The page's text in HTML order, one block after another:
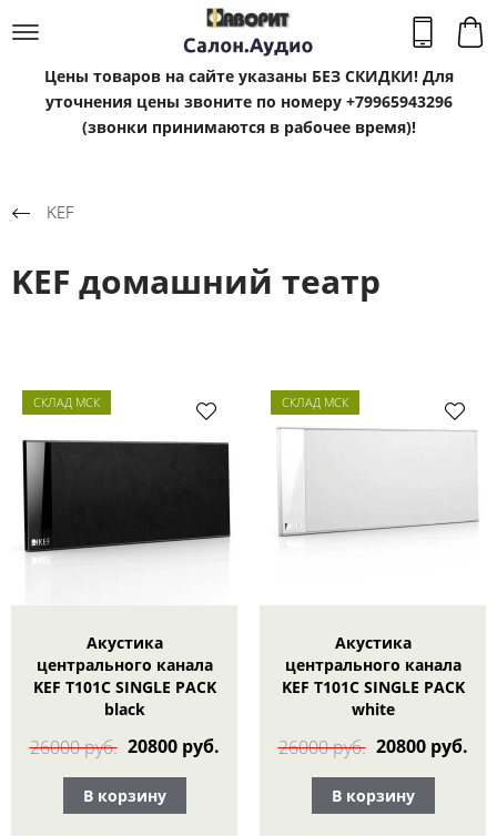
Цены товаров на сайте указаны БЕЗ СКИДКИ! Для
уточнения цены звоните по номеру +79965943296
(звонки принимаются в рабочее время)!
KEF
KEF домашний театр
СКЛАД МСК
Акустика
центрального канала
KEF T101C SINGLE PACK
black
26000 руб. 20800 руб.
В корзину
СКЛАД МСК
Акустика
центрального канала
KEF T101C SINGLE PACK
white
26000 руб. 20800 руб.
В корзину